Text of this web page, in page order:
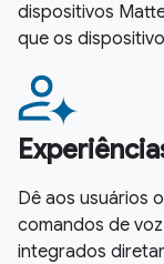
dispositivos
que os
Dê aos usuários
comandos de
integrados